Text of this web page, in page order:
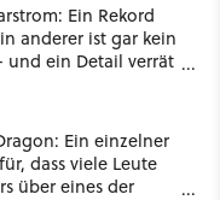
Ein Rekord
anderer ist gar kein
und ein Detail verrät
Ein einzelner
dass viele Leute
über eines der